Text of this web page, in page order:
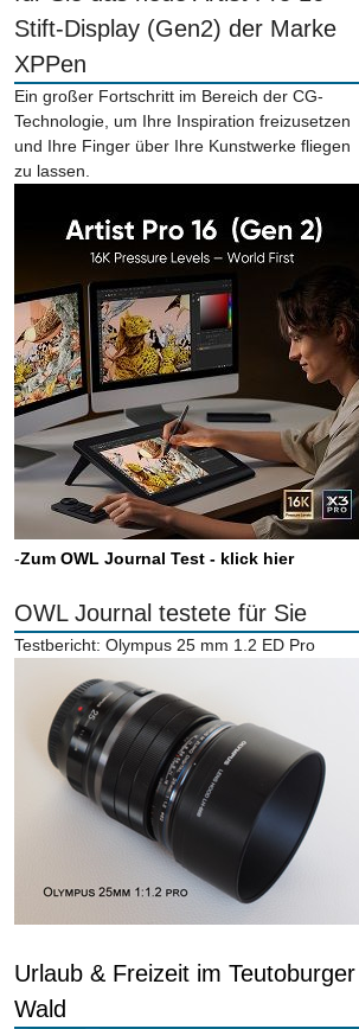
Stift-Display (Gen2) der Marke
XPPen
Ein großer Fortschritt im Bereich der CG-
Technologie, um Ihre Inspiration freizusetzen
und Ihre Finger über Ihre Kunstwerke fliegen
zu lassen.
-Zum OWL Journal Test - klick hier
OWL Journal testete für Sie
Testbericht: Olympus 25 mm 1.2 ED Pro
Urlaub & Freizeit im Teutoburger
Wald